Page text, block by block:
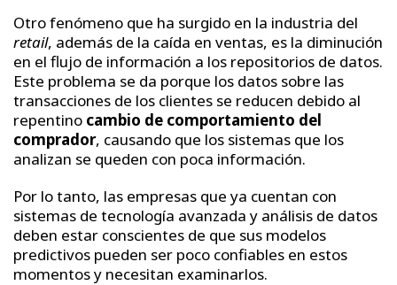
Otro fenómeno que ha surgido en la industria del
retail, además de la caída en ventas, es la diminución
en el flujo de información a los repositorios de datos.
Este problema se da porque los datos sobre las
transacciones de los clientes se reducen debido al
repentino cambio de comportamiento del
comprador, causando que los sistemas que los
analizan se queden con poca información.
Por lo tanto, las empresas que ya cuentan con
sistemas de tecnología avanzada y análisis de datos
deben estar conscientes de que sus modelos
predictivos pueden ser poco confiables en estos
momentos y necesitan examinarlos.